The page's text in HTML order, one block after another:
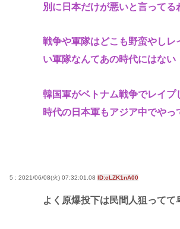
別に日本だけが悪いと言ってる
戦争や軍隊はどこも野蛮やしレ
い軍隊なんてあの時代にはない
韓国軍がベトナム戦争でレイプ
時代の日本軍もアジア中でやっ
5 : 2021/06/08(火) 07:32:01.08 ID:cLZK1nA00
よく原爆投下は民間人狙ってて